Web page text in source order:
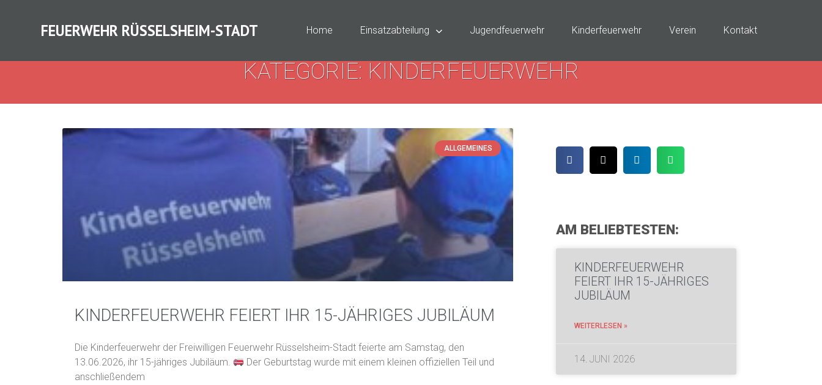
FEUERWEHR RÜSSELSHEIM-STADT Home Einsatzabteilung Jugendfeuerwehr Kinderfeuerwehr Verein Kontakt
KATEGORIE: KINDERFEUERWEHR
ALLGEMEINES
KINDERFEUERWEHR FEIERT IHR 15-JÄHRIGES JUBILÄUM
Die Kinderfeuerwehr der Freiwilligen Feuerwehr Rüsselsheim-Stadt feierte am Samstag, den
13.06.2026, ihr 15-jähriges Jubiläum.
Der Geburtstag wurde mit einem kleinen offiziellen Teil und
anschließendem
AM BELIEBTESTEN:
KINDERFEUERWEHR
FEIERT IHR 15-JÄHRIGES
JUBILÄUM
WEITERLESEN »
14. JUNI 2026